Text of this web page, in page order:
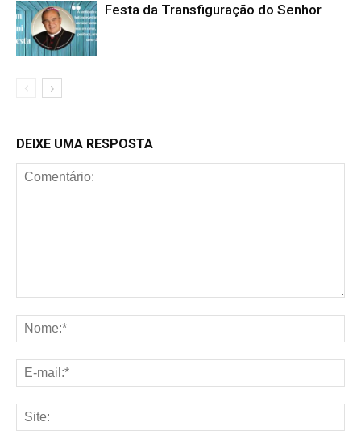
Festa da Transfiguração do Senhor
DEIXE UMA RESPOSTA